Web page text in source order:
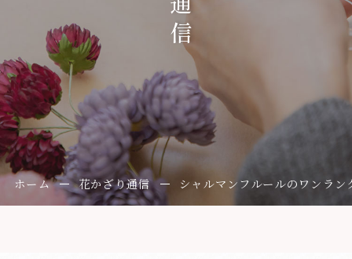
ホーム 花かざり通信 シャルマンフルールのワンラ